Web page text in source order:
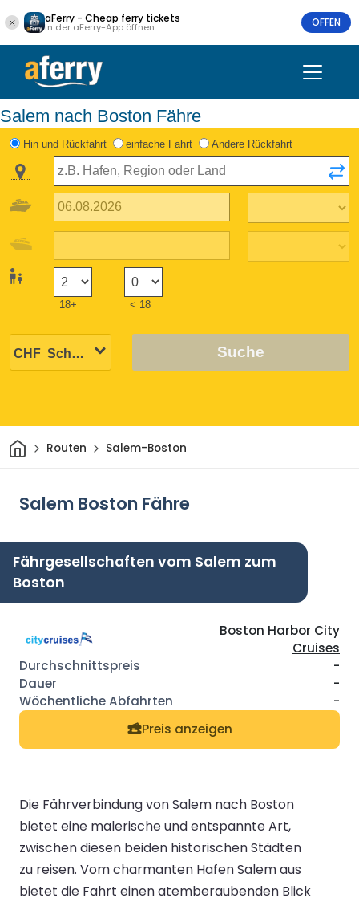
aFerry - Cheap ferry tickets
In der aFerry-App öffnen OFFEN
Salem nach Boston Fähre
Hin und Rückfahrt einfache Fahrt Andere Rückfahrt
18+ < 18
Suche
HeimRouten Salem-Boston
Salem Boston Fähre
Fährgesellschaften vom Salem zum
Boston
Boston Harbor City
Cruises
-
-
-
Preis anzeigen
Die Fährverbindung von Salem nach Boston
bietet eine malerische und entspannte Art,
zwischen diesen beiden historischen Städten
zu reisen. Vom charmanten Hafen Salem aus
bietet die Fahrt einen atemberaubenden Blick